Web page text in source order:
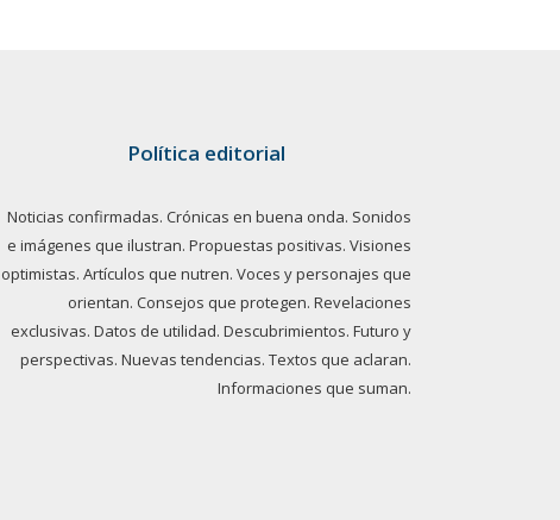
Política editorial
Noticias confirmadas. Crónicas en buena onda. Sonidos
e imágenes que ilustran. Propuestas positivas. Visiones
optimistas. Artículos que nutren. Voces y personajes que
orientan. Consejos que protegen. Revelaciones
exclusivas. Datos de utilidad. Descubrimientos. Futuro y
perspectivas. Nuevas tendencias. Textos que aclaran.
Informaciones que suman.